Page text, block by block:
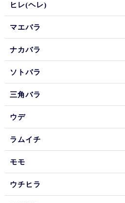
ヒレ(ヘレ)
マエバラ
ナカバラ
ソトバラ
三角バラ
ウデ
ラムイチ
モモ
ウチヒラ